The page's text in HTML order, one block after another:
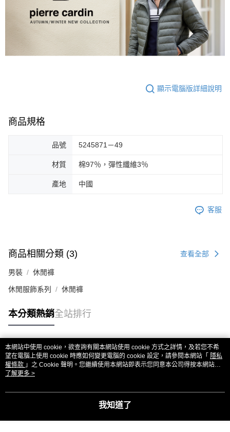
顯示電腦版詳細說明
商品規格
品號 5245871－49
材質 棉97％，彈性纖維3％
產地 中國
客服
商品相關分類 (3) 查看全部
男裝 休閒褲
休閒服飾系列 休閒褲
本分類熱銷全站排行
熱門標籤
本網站中使用 cookie，欲查詢有關本網站使用 cookie 方式之詳情，及若您不希
望在電腦上使用 cookie 時應如何變更電腦的 cookie 設定，請參閱本網站「 隱私
權條款 」之 Cookie 聲明。您繼續使用本網站即表示您同意本公司得按本網站使
用條款之 Cookie 聲明使用 cookie。
了解更多 >
我知道了